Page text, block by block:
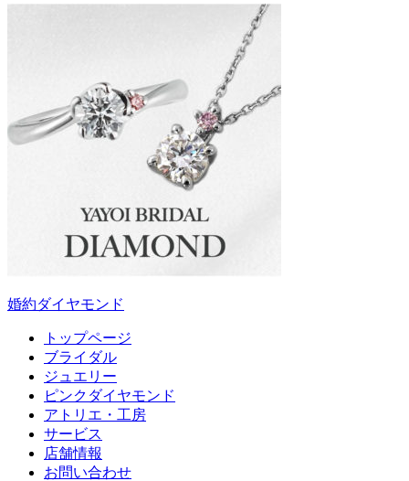
婚約ダイヤモンド
トップページ
ブライダル
ジュエリー
ピンクダイヤモンド
アトリエ・工房
サービス
店舗情報
お問い合わせ